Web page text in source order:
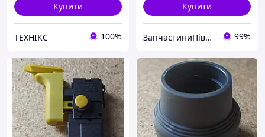
Купити
ТЕХНІКС 100%
Купити
ЗапчастиниПівдень 99%